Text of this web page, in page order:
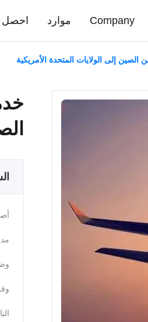
Company موارد احصل
إلى الولايات المتحدة الأمريكية